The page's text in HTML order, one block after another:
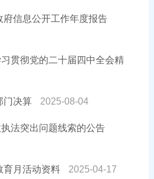
信息公开工作年度报告
贯彻党的二十届四中全会精
门决算 2025-08-04
法突出问题线索的公告
育月活动资料 2025-04-17